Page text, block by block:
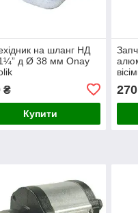
на шланг НД
д Ø 38 мм Onay
₴
Купити
270